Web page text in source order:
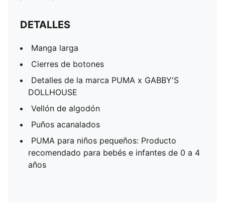
DETALLES
Manga larga
Cierres de botones
Detalles de la marca PUMA x GABBY'S
DOLLHOUSE
Vellón de algodón
Puños acanalados
PUMA para niños pequeños: Producto
recomendado para bebés e infantes de 0 a 4
años